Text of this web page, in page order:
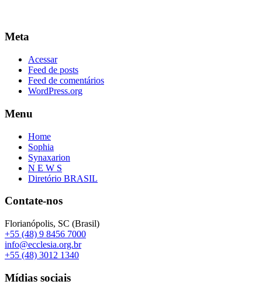
Meta
Acessar
Feed de posts
Feed de comentários
WordPress.org
Menu
Home
Sophia
Synaxarion
N E W S
Diretório BRASIL
Contate-nos
Florianópolis, SC (Brasil)
+55 (48) 9 8456 7000
info@ecclesia.org.br
+55 (48) 3012 1340
Mídias sociais